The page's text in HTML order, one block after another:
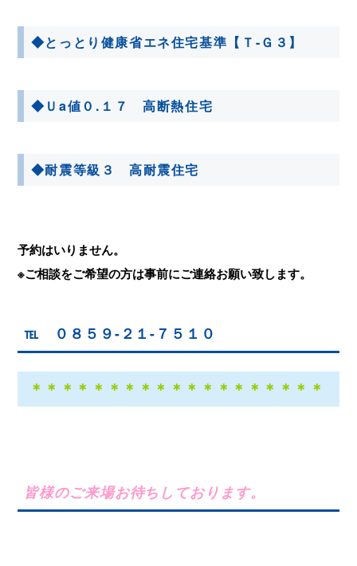
◆とっとり健康省エネ住宅基準【Ｔ-Ｇ３】
◆Ｕa値０.１７高断熱住宅
◆耐震等級３ 高耐震住宅
予約はいりません。
※ご相談をご希望の方は事前にご連絡お願い致します。
℡ ０８５９-２１-７５１０
＊＊＊＊＊＊＊＊＊＊＊＊＊＊＊＊＊＊＊
皆様のご来場お待ちしております。